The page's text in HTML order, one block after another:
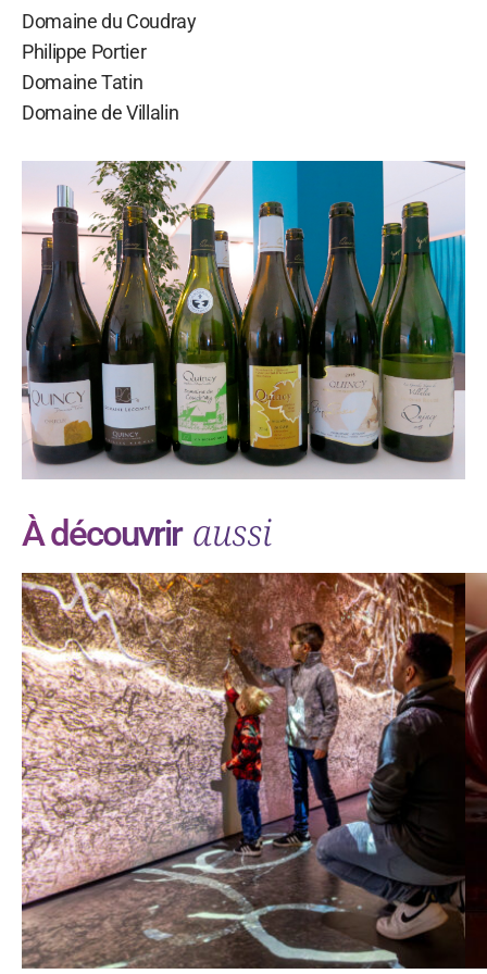
Domaine du Coudray
Philippe Portier
Domaine Tatin
Domaine de Villalin
À découvrir aussi